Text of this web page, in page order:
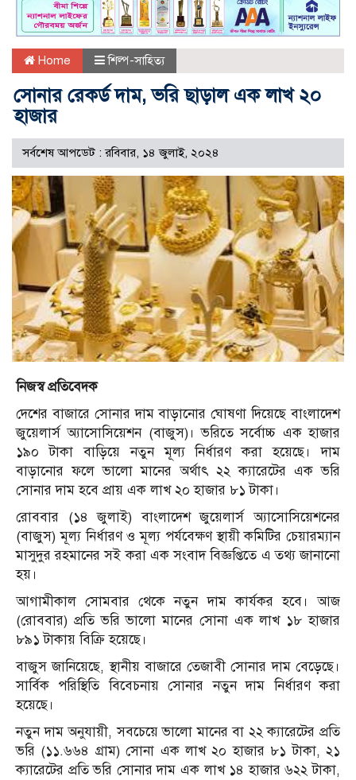
Home শিল্প-সাহিত্য
সোনার রেকর্ড দাম, ভরি ছাড়াল এক লাখ ২০
হাজার
সর্বশেষ আপডেট : রবিবার, ১৪ জুলাই, ২০২৪
নিজস্ব প্রতিবেদক
দেশের বাজারে সোনার দাম বাড়ানোর ঘোষণা দিয়েছে বাংলাদেশ
জুয়েলার্স অ্যাসোসিয়েশন (বাজুস)। ভরিতে সর্বোচ্চ এক হাজার
১৯০ টাকা বাড়িয়ে নতুন মূল্য নির্ধারণ করা হয়েছে। দাম
বাড়ানোর ফলে ভালো মানের অর্থাৎ ২২ ক্যারেটের এক ভরি
সোনার দাম হবে প্রায় এক লাখ ২০ হাজার ৮১ টাকা।
রোববার (১৪ জুলাই) বাংলাদেশ জুয়েলার্স অ্যাসোসিয়েশনের
(বাজুস) মূল্য নির্ধারণ ও মূল্য পর্যবেক্ষণ স্থায়ী কমিটির চেয়ারম্যান
মাসুদুর রহমানের সই করা এক সংবাদ বিজ্ঞপ্তিতে এ তথ্য জানানো
হয়।
আগামীকাল সোমবার থেকে নতুন দাম কার্যকর হবে। আজ
(রোববার) প্রতি ভরি ভালো মানের সোনা এক লাখ ১৮ হাজার
৮৯১ টাকায় বিক্রি হয়েছে।
বাজুস জানিয়েছে, স্থানীয় বাজারে তেজাবী সোনার দাম বেড়েছে।
সার্বিক পরিস্থিতি বিবেচনায় সোনার নতুন দাম নির্ধারণ করা
হয়েছে।
নতুন দাম অনুযায়ী, সবচেয়ে ভালো মানের বা ২২ ক্যারেটের প্রতি
ভরি (১১.৬৬৪ গ্রাম) সোনা এক লাখ ২০ হাজার ৮১ টাকা, ২১
ক্যারেটের প্রতি ভরি সোনার দাম এক লাখ ১৪ হাজার ৬২২ টাকা,